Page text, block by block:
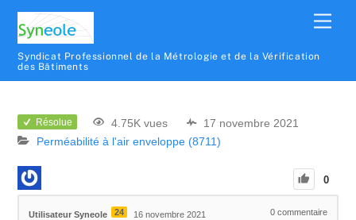
Syndicat Professionnel de la Métrologie et de la Vérification
des Bâtiments
Résolue 4.75K vues
17 novembre 2021
Perméabilité à l'air enveloppe (8711)
0
Utilisateur Syneole 24 16 novembre 2021 0commentaire